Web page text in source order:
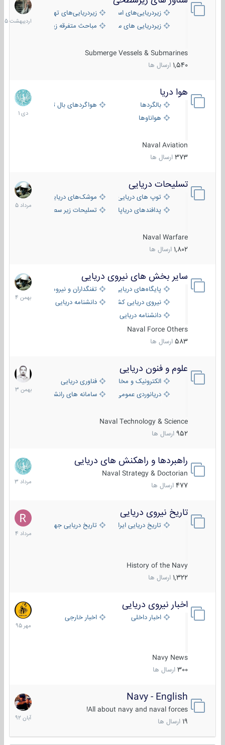
زیردریایی‌های استراتژیکزیردریایی‌های تهاجمی
زیردریایی های سبک
مباحث متفرقه زیرسطحی
Submerge Vessels & Submarines
1,540 ارسال ها
1405
هوا دریا
بالگردها
هواگردهای بال ثابت
هواناوها
Naval Aviation
373 ارسال ها
12
دی
1401
تسلیحات دریایی
توپ های دریایی
موشک‌های دریایی
پدافندهای دریاپایه
تسلیحات زیر سطحی
Naval Warfare
1,802 ارسال ها
2
مرداد
1405
سایر بخش های نیروی دریایی
پایگاه‌های دریایی
تفنگداران و نیروهای ویژه‌ی دریایی
نیروی دریایی کشورهای مختلفدانشنامه دریایی
دانشنامه دریایی کپی
Naval Force Others
583 ارسال ها
22
بهمن
1404
علوم و فنون دریایی
الکترونیک و مخابرات دریاییفناوری دریایی
دریانوردی عمومی
سامانه های رانشی دریایی
Naval Technology & Science
952 ارسال ها
6
بهمن
1403
راهبردها و راهکنش های دریایی
Naval Strategy & Doctorian
477 ارسال ها
2
مرداد
1403
تاریخ نیروی دریایی
تاریخ دریایی ایران تاریخ دریایی جهان
History of the Navy
1,322 ارسال ها
16
مرداد
1404
اخبار نیروی دریایی
اخبار داخلی اخبار خارجی
Navy News
300 ارسال ها
27
مهر
1395
Navy - English
All about navy and naval forces!
ارسال ها
22
آبان
1392